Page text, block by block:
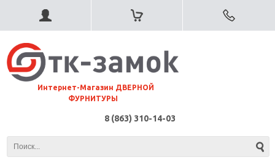
⠀Интернет-Магазин ДВЕРНОЙ
ФУРНИТУРЫ
8 (863) 310-14-03